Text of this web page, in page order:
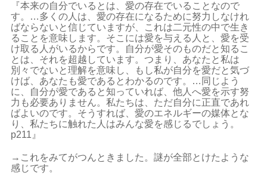
『本来の自分でいるとは、愛の存在でいることなので
す。…多くの人は、愛の存在になるために努力しなけれ
ばならないと信じていますが、これは二元性の中で生き
ることを意味します。そこには愛を与える人と、愛を受
け取る人がいるからです。自分が愛そのものだと知るこ
とは、それを超越しています。つまり、あなたと私は
別々でないと理解を意味し、もし私が自分を愛だと気づ
けば、あなたも愛であるとわかるのです。…同じよう
に、自分が愛であると知っていれば、他人へ愛を示す努
力も必要ありません。私たちは、ただ自分に正直であれ
ばよいのです。そうすれば、愛のエネルギーの媒体とな
り、私たちに触れた人はみんな愛を感じるでしょう。
p211』
→これをみてがつんときました。謎が全部とけたような
感じです。